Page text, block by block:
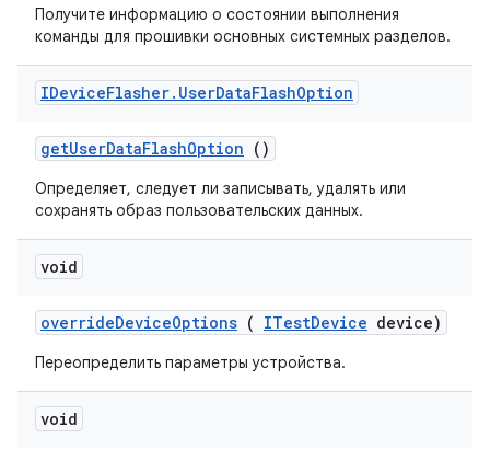
Получите информацию о состоянии выполнения
команды для прошивки основных системных разделов.
IDeviceFlasher. UserDataFlashOption
getUserDataFlashOption ()
Определяет, следует ли записывать, удалять или
сохранять образ пользовательских данных.
void
overrideDeviceOptions ( ITestDevice device)
Переопределить параметры устройства.
void